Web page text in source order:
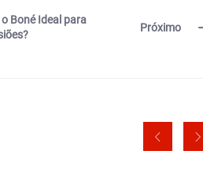
Boné Ideal para
Próximo